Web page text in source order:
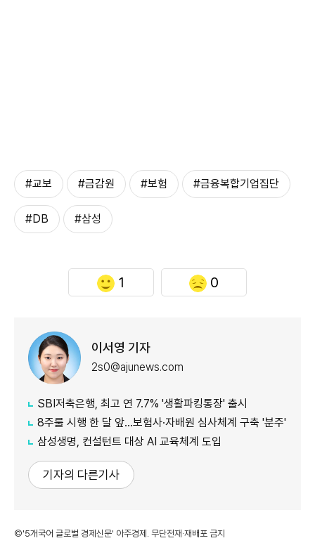
#교보 #금감원 #보험 #금융복합기업집단
#DB #삼성
1 0
이서영 기자
2s0@ajunews.com
SBI저축은행, 최고 연 7.7% '생활파킹통장' 출시
8주룰 시행 한 달 앞…보험사·자배원 심사체계 구축 '분주'
삼성생명, 컨설턴트 대상 AI 교육체계 도입
기자의 다른기사
©'5개국어 글로벌 경제신문' 아주경제. 무단전재·재배포 금지